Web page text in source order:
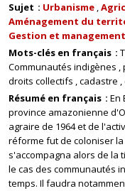
Sujet
Urbanisme
Aménagement du
Gestion et management
Mots-clés en français
Communautés indigènes
droits collectifs cadastre
Résumé en français
En
province amazonienne
agraire de 1964 et de
réforme fut de coloniser
s'accompagna alors de la
le cas des communautés
temps. Il faudra